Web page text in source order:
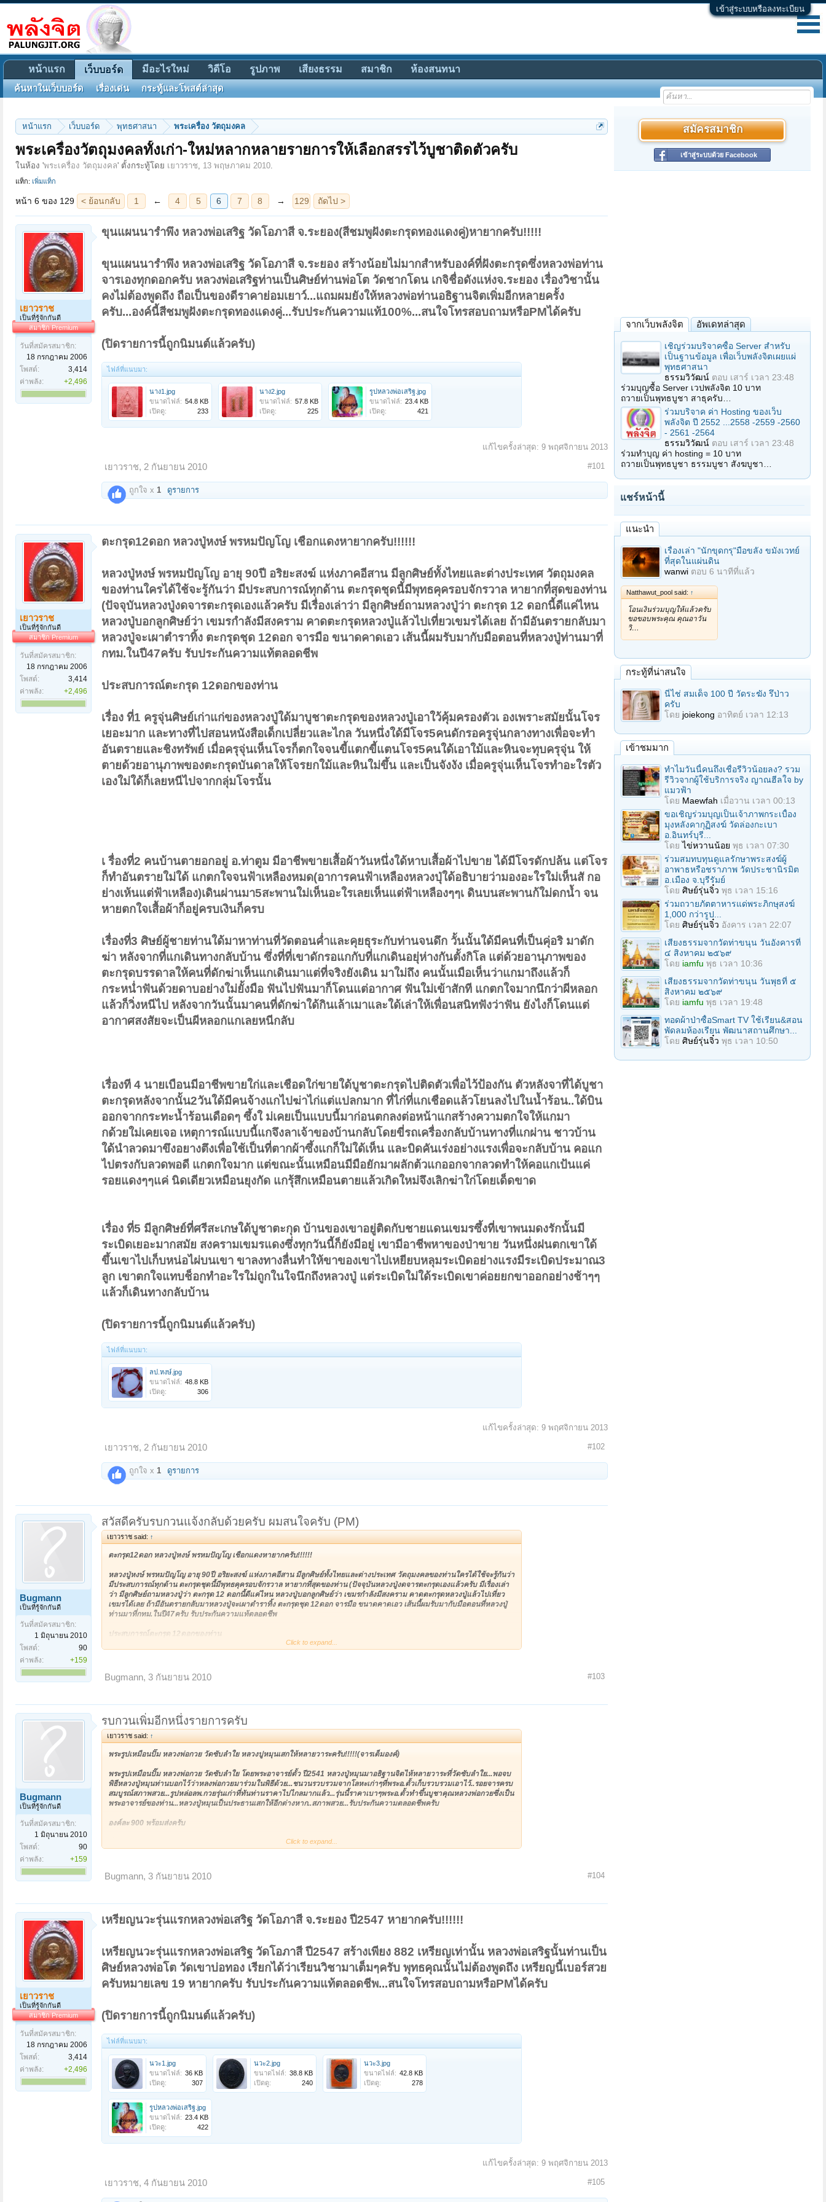
เข้าสู่ระบบหรือลงทะเบียน
หน้าแรก เว็บบอร์ด พุทธศาสนา พระเครื่อง วัตถุมงคล
พระเครื่องวัตถุมงคลทั้งเก่า-ใหม่หลากหลายรายการให้เลือกสรรไว้บูชาติดตัวครับ
ในห้อง 'พระเครื่อง วัตถุมงคล' ตั้งกระทู้โดย เยาวราช, 13 พฤษภาคม 2010.
แท็ก: เพิ่มแท็ก
< ย้อนกลับ 7 8 129
เยาวราช
เป็นที่รู้จักกันดี
สมาชิก Premium
วันที่สมัครสมาชิก:
18 กรกฎาคม 2006
โพสต์:
3,414
ค่าพลัง:
+2,496
ขุนแผนนารำพึง หลวงพ่อเสริฐ วัดโอภาสี จ.ระยอง(สีชมพูฝังตะกรุดทองแดงคู่)หายากครับ!!!!!
ขุนแผนนารำพึง หลวงพ่อเสริฐ วัดโอภาสี จ.ระยอง สร้างน้อยไม่มากสำหรับองค์ที่ฝังตะกรุดซึ่งหลวงพ่อท่าน
จารเองทุกดอกครับ หลวงพ่อเสริฐท่านเป็นศิษย์ท่านพ่อโต วัดชากโดน เกจิชื่อดังแห่งจ.ระยอง เรื่องวิชานั้น
คงไม่ต้องพูดถึง ถือเป็นของดีราคาย่อมเยาว์...แถมผมยังให้หลวงพ่อท่านอธิฐานจิตเพิ่มอีกหลายครั้ง
ครับ...องค์นี้สีชมพูฝังตะกรุดทองแดงคู่...รับประกันความแท้100%...สนใจโทรสอบถามหรือPMได้ครับ
(ปิดรายการนี้ถูกนิมนต์แล้วครับ)
ไฟล์ที่แนบมา:
นาง1.jpg
ขนาดไฟล์: 54.8 KB
เปิดดู:
233
นาง2.jpg
ขนาดไฟล์: 57.8 KB
เปิดดู:
225
รูปหลวงพ่อเสริฐ.jpg
ขนาดไฟล์: 23.4 KB
เปิดดู:
421
แก้ไขครั้งล่าสุด: 9 พฤศจิกายน 2013
เยาวราช, 2 กันยายน 2010 #101
ถูกใจ x 1 ดูรายการ
เยาวราช
เป็นที่รู้จักกันดี
สมาชิก Premium
วันที่สมัครสมาชิก:
18 กรกฎาคม 2006
โพสต์:
3,414
ค่าพลัง:
+2,496
ตะกรุด12ดอก หลวงปู่หงษ์ พรหมปัญโญ เชือกแดงหายากครับ!!!!!!
หลวงปู่หงษ์ พรหมปัญโญ อายุ 90ปี อริยะสงฆ์ แห่งภาคอีสาน มีลูกศิษย์ทั้งไทยและต่างประเทศ วัตถุมงคล
ของท่านใครได้ใช้จะรู้กันว่า มีประสบการณ์ทุกด้าน ตะกรุดชุดนี้มีพุทธคุครอบจักรวาล หายากที่สุดของท่าน
(ปัจจุบันหลวงปู่งดจารตะกรุดเองแล้วครับ มีเรื่องเล่าว่า มีลูกศิษย์ถามหลวงปู่ว่า ตะกรุด 12 ดอกนี้ดีแค่ไหน
หลวงปู่บอกลูกศิษย์ว่า เขมรกำลังมีสงคราม คาดตะกรุดหลวงปู่แล้วไปเที่ยวเขมรได้เลย ถ้ามีอันตรายกลับมา
หลวงปู่จะเผาตำราทิ้ง ตะกรุดชุด 12ดอก จารมือ ขนาดคาดเอว เส้นนี้ผมรับมากับมือตอนที่หลวงปู่ท่านมาที่
กทม.ในปี47ครับ รับประกันความแท้ตลอดชีพ
ประสบการณ์ตะกรุด 12ดอกของท่าน
เรื่อง ที่1 ครูจุ่นศิษย์เก่าแก่ของหลวงปู่ใด้มาบูชาตะกรุดของหลวงปู่เอาใว้คุ้มครองตัวเ องเพราะสมัยนั้นโจร
เยอะมาก และทางที่ไปสอนหนังสือเด็กเปลี่ยวและไกล วันหนึ่งใด้มีโจร5คนดักรอครูจุ่นกลางทางเพื่อจะทำ
อันตรายและชิงทรัพย์ เมื่อครุจุ่นเห็นโจรก็ตกใจจนขี้แตกขี้แตนโจร5คนใด้เอาใม้และหินจะทุบครุจุ่น ให้
ตายด้วยอานุภาพของตะกรุดบันดาลให้โจรยกใม้และหินใม่ขึ้น และเป็นจังงัง เมื่อครูจุ่นเห็นโจรทำอะใรตัว
เองใม่ใด้ก็เลยหนีไปจากกลุ่มโจรนั้น
เ รื่องที่2 คนบ้านตายอกอยู่ อ.ท่าตูม มีอาชีพขายเสื้อผ้าวันหนึ่งใด้หาบเสื้อผ้าไปขาย ได้มีโจรดักปล้น แต่โจร
ก็ทำอันตรายใม่ใด้ แกตกใจจนฟ้าเหลืองหมด(อาการคนฟ้าเหลืองหลวงปุ่ใด้อธิบายว่ามองอะใรใม่เห็นสั กอ
ย่างเห้นแต่ฟ้าเหลือง)เดินผ่านมา5สะพานใม่เห็นอะใรเลยเห็นแต่ฟ้าเหลืองๆๆเ ดินบนสะพานก้ใม่ดกน้ำ จน
หายตกใจเสื้อผ้าก็อยู่ครบเงินก็ครบ
เรื่องที่3 ศิษย์ผู้ชายท่านใด้มาหาท่านที่วัดตอนค่ำและคุยธุระกับท่านจนดึก วั้นนั้นใด้มีคนที่เป็นคุ่อริ มาดัก
ฆ่า หลังจากที่แกเดินทางกลับบ้าน ซึ่งที่ที่เขาดักรอแกกับที่แกเดินอยุ่ห่างกันตั้งกิโล แต่ด้วยอานุภาพของ
ตะกรุดบรรดาลให้คนที่ดักฆ่าเห็นแกเดินมาแต่ที่จริงยังเดิน มาใม่ถึง คนนั้นเมือเห็นว่าแกมาถึงแล้วก็
กระหน่ำฟันด้วยดาบอย่างใม่ยั้งมือ ฟันไปฟันมาก็โดนแต่อากาศ ฟันใม่เข้าสักที แกตกใจมากนึกว่าผีหลอก
แล้วก็วิ่งหนีไป หลังจากวันนั้นมาคนที่ดักฆ่าใด้กินเล้าเมาและใด้เล่าให้เพื่อนสนิทฟังว่าฟัน ยังไงก็โดนแต่
อากาศสงสัยจะเป็นผีหลอกแกเลยหนีกลับ
เรื่องที 4 นายเบือนมีอาชีพขายใก่และเชือดใก่ขายใด้บูชาตะกรุดไปติดตัวเพื่อไว้ป้องกัน ตัวหลังจาที่ได้บูชา
ตะกรุดหลังจากนั้น2วันใด้มีคนจ้างแกไปฆ่าไก่แต่แปลกมาก ที่ไก่ที่แกเชือดแล้วโยนลงไปในน้ำร้อน..ใด้บิน
ออกจากกระทะน้ำร้อนเดือดๆ ซึ้งใ ม่เคยเป็นแบบนี้มาก่อนตกลงต่อหน้าแกสร้างความตกใจให้แกมา
กด้วยใม่เคยเจอ เหตุการณ์แบบนี้แกจึงลาเจ้าของบ้านกลับโดยขี่รถเครื่องกลับบ้านทางที่แกผ่าน ชาวบ้าน
ใด้นำลวดมาขึงอยางตึงเพื่อใช้เป็นที่ตากผ้าซึ้งแกก็ใม่ใด้เห็น และบิดคันเร่งอย่างแรงเพื่อจะกลับบ้าน คอแก
ไปตรงกับลวดพอดี แกตกใจมาก แต่ขณะนั้นเหมือนมีมือยักมาผลักต้วแกออกจากลวดทำให้คอแกเป้นแค่
รอยแดงๆๆแค่ นิดเดียวเหมือนยุงกัด แกรุ้สึกเหมือนตายแล้วเกิดใหม่จึงเลิกฆ่าใก่โดยเด็ดขาด
เรื่อง ที่5 มีลูกศิษย์ที่ศรีสะเกษใด้บูชาตะกุด บ้านของเขาอยู่ติดกับชายแดนเขมรซึ้งที่เขาพนมดงรักนั้นมี
ระเบิดเยอะมากสมัย สงครามเขมรแดงซึ่งทุกวันนี้ก็ยังมีอยู่ เขามีอาชีพหาของป่าขาย วันหนึ่งฝนตกเขาใด้
ขึ้นเขาไปเก็บหน่อไผ่บนเขา ขาลงทางลื่นทำให้ขาของเขาไปเหยียบหลุมระเบิดอย่างแรงมีระเบิดประมาณ3
ลูก เขาตกใจแทบช็อกทำอะใรใม่ถูกในใจนึกถึงหลวงปู่ แต่ระเบิดใม่ใด้ระเบิดเขาค่อยยกขาออกอย่างช้าๆๆ
แล้วก็เดินทางกลับบ้าน
(ปิดรายการนี้ถูกนิมนต์แล้วครับ)
ไฟล์ที่แนบมา:
ลป.หงษ์.jpg
ขนาดไฟล์: 48.8 KB
เปิดดู:
306
แก้ไขครั้งล่าสุด: 9 พฤศจิกายน 2013
เยาวราช, 2 กันยายน 2010 #102
ถูกใจ x 1 ดูรายการ
Bugmann
เป็นที่รู้จักกันดี
วันที่สมัครสมาชิก:
1 มิถุนายน 2010
โพสต์:
90
ค่าพลัง:
+159
สวัสดีครับรบกวนแจ้งกลับด้วยครับ ผมสนใจครับ (PM)
เยาวราช said: ↑
ตะกรุด12ดอก หลวงปู่หงษ์ พรหมปัญโญ เชือกแดงหายากครับ!!!!!!
หลวงปู่หงษ์ พรหมปัญโญ อายุ 90ปี อริยะสงฆ์ แห่งภาคอีสาน มีลูกศิษย์ทั้งไทยและต่างประเทศ วัตถุมงคลของท่านใครได้ใช้จะรู้กันว่า
มีประสบการณ์ทุกด้าน ตะกรุดชุดนี้มีพุทธคุครอบจักรวาล หายากที่สุดของท่าน (ปัจจุบันหลวงปู่งดจารตะกรุดเองแล้วครับ มีเรื่องเล่า
ว่า มีลูกศิษย์ถามหลวงปู่ว่า ตะกรุด 12 ดอกนี้ดีแค่ไหน หลวงปู่บอกลูกศิษย์ว่า เขมรกำลังมีสงคราม คาดตะกรุดหลวงปู่แล้วไปเที่ยว
เขมรได้เลย ถ้ามีอันตรายกลับมาหลวงปู่จะเผาตำราทิ้ง ตะกรุดชุด 12ดอก จารมือ ขนาดคาดเอว เส้นนี้ผมรับมากับมือตอนที่หลวงปู่
ท่านมาที่กทม.ในปี47ครับ รับประกันความแท้ตลอดชีพ
ประสบการณ์ตะกรุด 12ดอกของท่าน
แตกขี้แตนโจร5คนใด้เอาใม้และหินจะทุบครุจุ่น ให้ตายด้วยอานุภาพของตะกรุดบันดาลให้โจรยกใม้และหินใม่ขึ้น และเป็นจังงัง เมื่อ
ครูจุ่นเห็นโจรทำอะใรตัวเองใม่ใด้ก็เลยหนีไปจากกลุ่มโจรนั้น
เ รื่องที่2 คนบ้านตายอกอยู่ อ.ท่าตูม มีอาชีพขายเสื้อผ้าวันหนึ่งใด้หาบเสื้อผ้าไปขาย ได้มีโจรดักปล้น แต่โจรก็ทำอันตรายใม่ใด้ แก
ตกใจจนฟ้าเหลืองหมด(อาการคนฟ้าเหลืองหลวงปุ่ใด้อธิบายว่ามองอะใรใม่เห็นสั กอย่างเห้นแต่ฟ้าเหลือง)เดินผ่านมา5สะพานใม่เห็น
อะใรเลยเห็นแต่ฟ้าเหลืองๆๆเ ดินบนสะพานก้ใม่ดกน้ำ จนหายตกใจเสื้อผ้าก็อยู่ครบเงินก็ครบ
เรื่องที่3 ศิษย์ผู้ชายท่านใด้มาหาท่านที่วัดตอนค่ำและคุยธุระกับท่านจนดึก วั้นนั้นใด้มีคนที่เป็นคุ่อริ มาดักฆ่า หลังจากที่แกเดินทาง
กลับบ้าน ซึ่งที่ที่เขาดักรอแกกับที่แกเดินอยุ่ห่างกันตั้งกิโล แต่ด้วยอานุภาพของตะกรุดบรรดาลให้คนที่ดักฆ่าเห็นแกเดินมาแต่ที่จริงยัง
เดิน มาใม่ถึง คนนั้นเมือเห็นว่าแกมาถึงแล้วก็กระหน่ำฟันด้วยดาบอย่างใม่ยั้งมือ ฟันไปฟันมาก็โดนแต่อากาศ ฟันใม่เข้าสักที แกตกใจ
มากนึกว่าผีหลอกแล้วก็วิ่งหนีไป หลังจากวันนั้นมาคนที่ดักฆ่าใด้กินเล้าเมาและใด้เล่าให้เพื่อนสนิทฟังว่าฟัน ยังไงก็โดนแต่อากาศ
เรื่องที 4 นายเบือนมีอาชีพขายใก่และเชือดใก่ขายใด้บูชาตะกรุดไปติดตัวเพื่อไว้ป้องกัน ตัวหลังจาที่ได้บูชาตะกรุดหลังจากนั้น2วันใด้
ทางที่แกผ่าน ชาวบ้านใด้นำลวดมาขึงอยางตึงเพื่อใช้เป็นที่ตากผ้าซึ้งแกก็ใม่ใด้เห็น และบิดคันเร่งอย่างแรงเพื่อจะกลับบ้าน คอแกไป
เรื่อง ที่5 มีลูกศิษย์ที่ศรีสะเกษใด้บูชาตะกุด บ้านของเขาอยู่ติดกับชายแดนเขมรซึ้งที่เขาพนมดงรักนั้นมีระเบิดเยอะมากสมัย สงคราม
เขาไปเหยียบหลุมระเบิดอย่างแรงมีระเบิดประมาณ3 ลูก เขาตกใจแทบช็อกทำอะใรใม่ถูกในใจนึกถึงหลวงปู่ แต่ระเบิดใม่ใด้ระเบิด
เขาค่อยยกขาออกอย่างช้าๆๆ แล้วก็เดินทางกลับบ้าน
สนใจโทรสอบถามหรือPMได้ครับ
เลขที่ บัญชี : 618-2-02395-5
ประเภท บัญชี : ออมทรัพย์
สาขา : ย่อยคลองถม
เบอร์โทรติดต่อ : 089-5157855
E-mail :bkkthai999@yahoo.com<!-- google_ad_section_end -->
Click to expand...
Bugmann, 3 กันยายน 2010 #103
Bugmann
เป็นที่รู้จักกันดี
วันที่สมัครสมาชิก:
1 มิถุนายน 2010
โพสต์:
90
ค่าพลัง:
+159
รบกวนเพิ่มอีกหนึ่งรายการครับ
เยาวราช said: ↑
พระรูปเหมือนปั๊ม หลวงพ่อกวย วัดซับลำใย หลวงปูหมุนเสกให้หลายวาระครับ!!!!!(จารเต็มองค์)
พระรูปเหมือนปั๊ม หลวงพ่อกวย วัดซับลำใย โดยพระอาจารย์ตั้ว ปี2541 หลวงปู่หมุนมาอธิฐานจิตไห้หลายวาระที่วัดซับลำใย...พอจบ
พิธีหลวงปู่หมุนท่านบอกไว้ว่าหลงพ่อกวยมาร่วมในพิธีด้วย...ชนวนรวบรวมจากโลหะเก่าๆที่พระอ.ตั้วเก็บรวบรวมเอาไว้..รอยจารครบ
สมบูรณ์สภาพสวย...รูปหล่อลพ.กวยรุ่นเก่าที่ทันท่านราคาไปไกลมากแล้ว...รุ่นนี้ราคาเบาๆพระอ.ตั้วทำขึ้นบูชาคุณหลวงพ่อกวยซึ่งเป็น
พระอาจารย์ของท่าน...หลวงปู่หมุนเป็นประธานเสกให้อีกต่างหาก..สภาพสวย...รับประกันความตลอดชีพครับ
องค์ละ 900 พร้อมส่งครับ
ธนาคาร : กสิกรไทย
สาขา : ย่อยคลองถม
E-mail :bkkthai999@yahoo.com
Click to expand...
Bugmann, 3 กันยายน 2010 #104
เยาวราช
เป็นที่รู้จักกันดี
สมาชิก Premium
วันที่สมัครสมาชิก:
18 กรกฎาคม 2006
โพสต์:
3,414
ค่าพลัง:
+2,496
เหรียญนวะรุ่นแรกหลวงพ่อเสริฐ วัดโอภาสี จ.ระยอง ปี2547 หายากครับ!!!!!!
เหรียญนวะรุ่นแรกหลวงพ่อเสริฐ วัดโอภาสี ปี2547 สร้างเพียง 882 เหรียญเท่านั้น หลวงพ่อเสริฐนั้นท่านเป็น
ศิษย์หลวงพ่อโต วัดเขาบ่อทอง เรียกได้ว่าเรียนวิชามาเต็มๆครับ พุทธคุณนั้นไม่ต้องพูดถึง เหรียญนี้เบอร์สวย
ครับหมายเลข 19 หายากครับ รับประกันความแท้ตลอดชีพ...สนใจโทรสอบถามหรือPMได้ครับ
(ปิดรายการนี้ถูกนิมนต์แล้วครับ)
ไฟล์ที่แนบมา:
นวะ1.jpg
ขนาดไฟล์: 36 KB
เปิดดู:
307
นวะ2.jpg
ขนาดไฟล์: 38.8 KB
เปิดดู:
240
นวะ3.jpg
ขนาดไฟล์: 42.8 KB
เปิดดู:
278
รูปหลวงพ่อเสริฐ.jpg
ขนาดไฟล์: 23.4 KB
เปิดดู:
422
แก้ไขครั้งล่าสุด: 9 พฤศจิกายน 2013
เยาวราช, 4 กันยายน 2010 #105
สมัครสมาชิก
เข้าสู่ระบบด้วย Facebook
จากเว็บพลังจิต อัพเดทล่าสุด
เชิญร่วมบริจาคซื้อ Server สำหรับ
เป็นฐานข้อมูล เพื่อเว็บพลังจิตเผยแผ่
พุทธศาสนา
ธรรมวิวัฒน์ ตอบ เสาร์ เวลา 23:48
ร่วมบุญซื้อ Server เวปพลังจิต 10 บาท
ถวายเป็นพุทธบูชา สาธุครับ…
ร่วมบริจาค ค่า Hosting ของเว็บ
พลังจิต ปี 2552 ...2558 -2559 -2560
- 2561 -2564
ธรรมวิวัฒน์ ตอบ เสาร์ เวลา 23:48
ร่วมทำบุญ ค่า hosting = 10 บาท
ถวายเป็นพุทธบูชา ธรรมบูชา สังฆบูชา…
แชร์หน้านี้
แนะนำ
เรื่องเล่า "นักขุดกรุ"มือขลัง ขมังเวทย์
ที่สุดในแผ่นดิน
wanwi ตอบ 6 นาทีที่แล้ว
Natthawut_pool said: ↑
โอนเงินร่วมบุญให้แล้วครับ
ขอขอบพระคุณ คุณอาวัน
วิ…
กระทู้ที่น่าสนใจ
นี่ไช่ สมเด็จ 100 ปี วัดระฆัง รึป่าว
ครับ
โดย joiekong อาทิตย์ เวลา 12:13
เข้าชมมาก
ทำไมวันนี้คนถึงเชื่อรีวิวน้อยลง? รวม
รีวิวจากผู้ใช้บริการจริง ญาณฮีลใจ by
แมวฟ้า
โดย Maewfah เมื่อวาน เวลา 00:13
ขอเชิญร่วมบุญเป็นเจ้าภาพกระเบื้อง
มุงหลังคากุฏิสงฆ์ วัดล่องกะเบา
อ.อินทร์บุรี...
โดยไข่หวานน้อย พุธ เวลา 07:30
ร่วมสมทบทุนดูแลรักษาพระสงฆ์ผู้
อาพาธหรือชราภาพ วัดประชานิรมิต
อ.เมือง จ.บุรีรัมย์
โดย ศิษย์รุ่นจิ๋ว พุธ เวลา 15:16
ร่วมถวายภัตตาหารแด่พระภิกษุสงฆ์
1,000 กว่ารูป...
โดย ศิษย์รุ่นจิ๋ว อังคาร เวลา 22:07
เสียงธรรมจากวัดท่าขนุน วันอังคารที่
๔ สิงหาคม ๒๕๖๙
โดย iamfu พุธ เวลา 10:36
เสียงธรรมจากวัดท่าขนุน วันพุธที่ ๕
สิงหาคม ๒๕๖๙
โดย iamfu พุธ เวลา 19:48
ทอดผ้าป่าซื้อSmart TV ใช้เรียน&สอน
พัดลมห้องเรียน พัฒนาสถานศึกษา...
โดย ศิษย์รุ่นจิ๋ว พุธ เวลา 10:50
หน้าแรก เว็บบอร์ด
ค้นหาในเว็บบอร์ด เรื่องเด่น กระทู้และโพสต์ล่าสุด
มีอะไรใหม่ วิดีโอ รูปภาพ เสียงธรรม สมาชิก ห้องสนทนา